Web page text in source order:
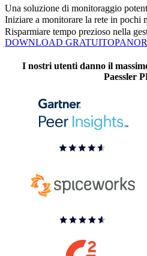
Una soluzione di monitoraggio
Iniziare a monitorare la rete in pochi
Risparmiare tempo prezioso nella
DOWNLOAD GRATUITO
I nostri utenti danno il
Paessler